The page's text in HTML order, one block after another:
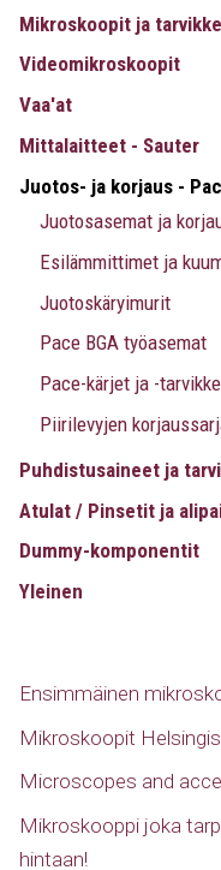
Mikroskoopit ja
Videomikroskoopit
Vaa'at
Mittalaitteet - Sauter
Juotos- ja korjaus -
Juotosasemat ja
Esilämmittimet ja
Juotoskäryimurit
Pace BGA työasemat
Pace-kärjet ja -
Piirilevyjen
Puhdistusaineet ja
Atulat / Pinsetit ja
Dummy-komponentit
Yleinen
Ensimmäinen
Mikroskoopit
Microscopes and
Mikroskooppi joka
hintaan!